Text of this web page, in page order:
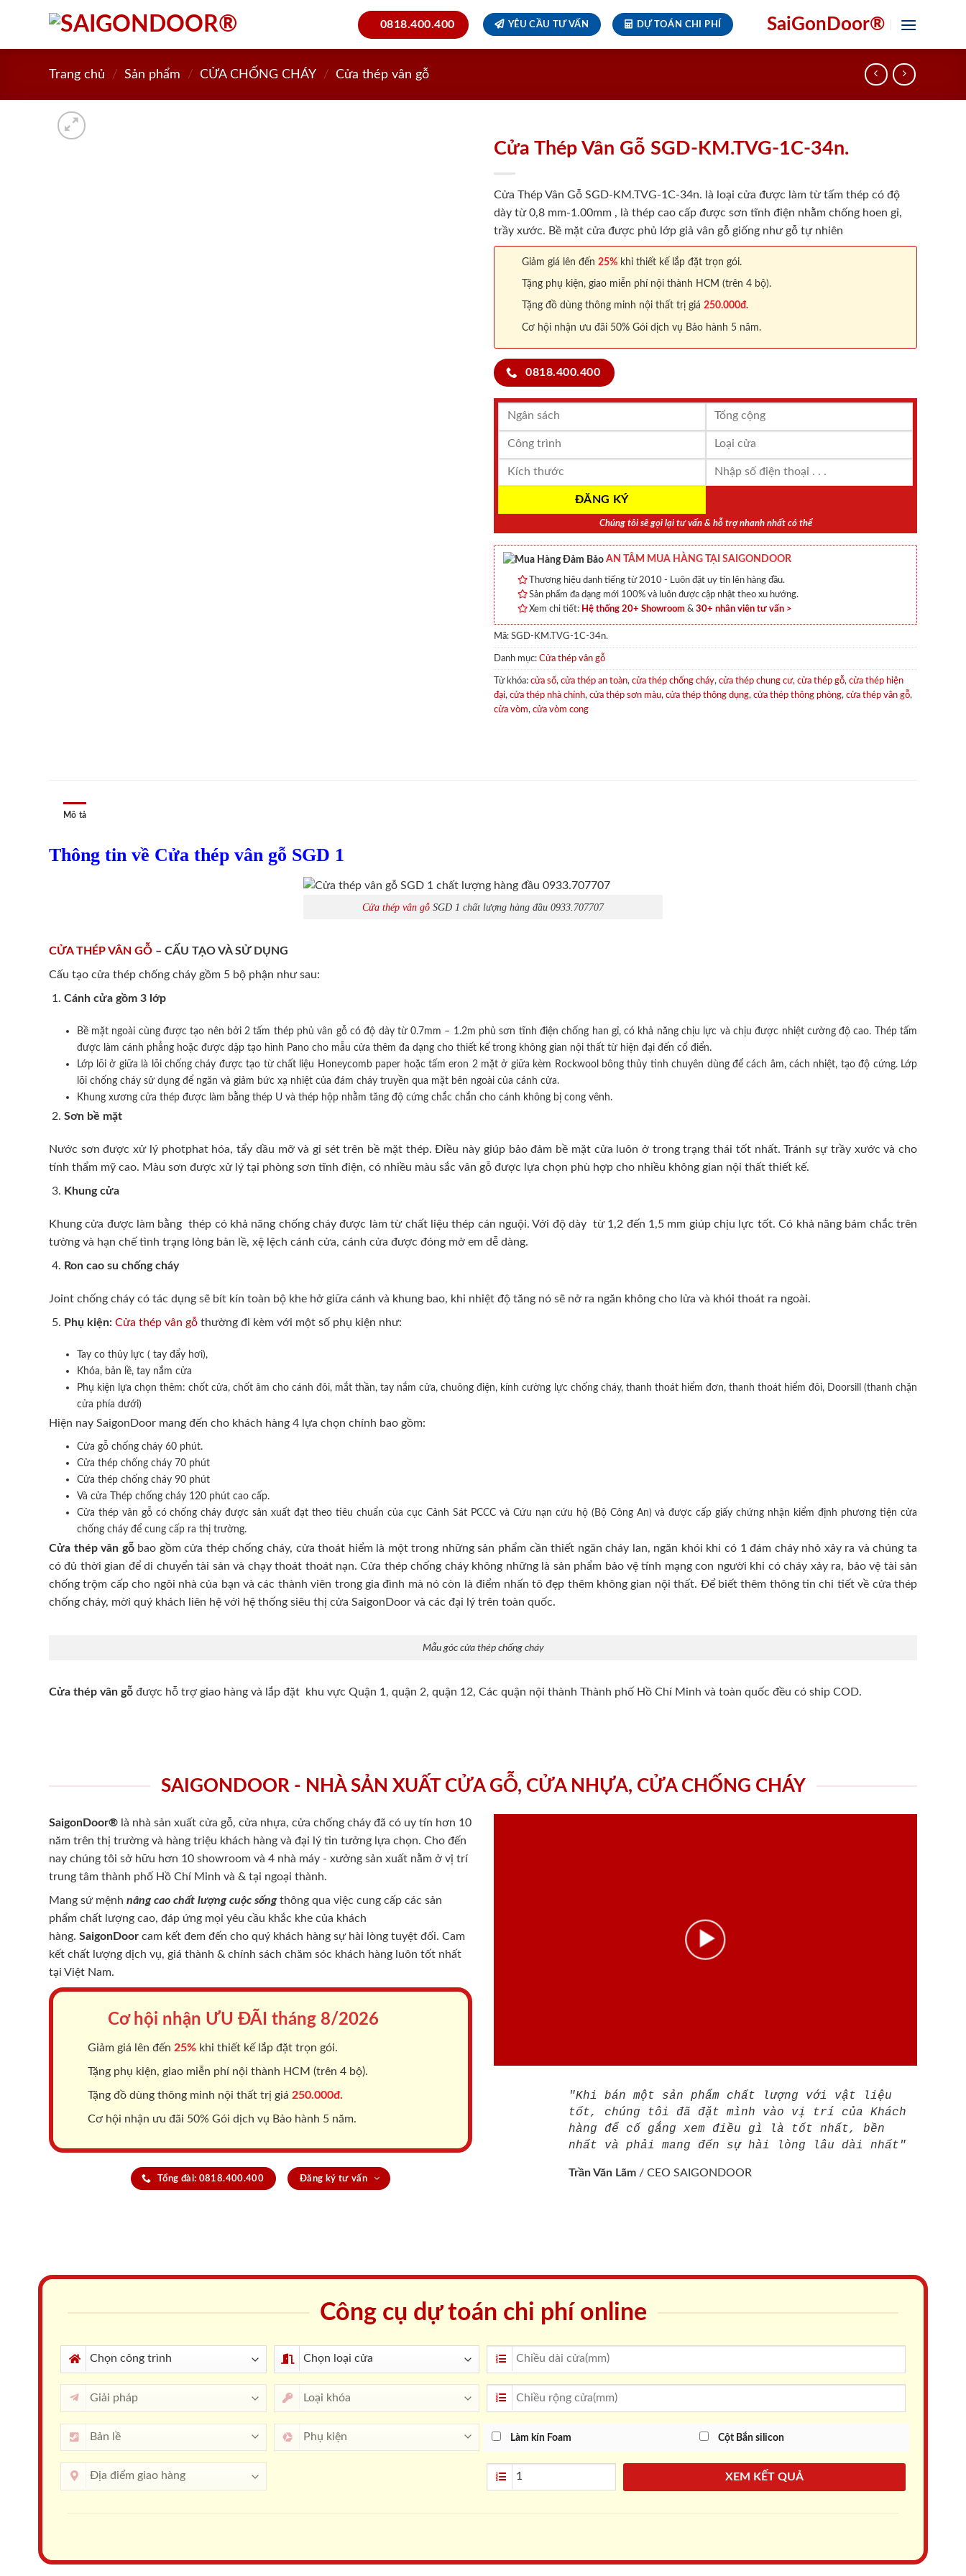
0818.400.400 YÊU CẦU TƯ VẤN DỰ TOÁN CHI PHÍ SaiGonDoor®
Trang chủ / Sản phẩm / CỬA CHỐNG CHÁY / Cửa thép vân gỗ
Cửa Thép Vân Gỗ SGD-KM.TVG-1C-34n.
Cửa Thép Vân Gỗ SGD-KM.TVG-1C-34n. là loại cửa được làm từ tấm thép có độ
dày từ 0,8 mm-1.00mm , là thép cao cấp được sơn tĩnh điện nhằm chống hoen gỉ,
trầy xước. Bề mặt cửa được phủ lớp giả vân gỗ giống như gỗ tự nhiên
Giảm giá lên đến 25% khi thiết kế lắp đặt trọn gói.
Tặng phụ kiện, giao miễn phí nội thành HCM (trên 4 bộ).
Tặng đồ dùng thông minh nội thất trị giá 250.000đ.
Cơ hội nhận ưu đãi 50% Gói dịch vụ Bảo hành 5 năm.
0818.400.400
Chúng tôi sẽ gọi lại tư vấn & hỗ trợ nhanh nhất có thể
AN TÂM MUA HÀNG TẠI SAIGONDOOR
Thương hiệu danh tiếng từ 2010 - Luôn đặt uy tín lên hàng đầu.
Sản phẩm đa dạng mới 100% và luôn được cập nhật theo xu hướng.
Xem chi tiết: Hệ thống 20+ Showroom & 30+ nhân viên tư vấn >
Mã: SGD-KM.TVG-1C-34n.
Danh mục: Cửa thép vân gỗ
Từ khóa: cửa sổ, cửa thép an toàn, cửa thép chống cháy, cửa thép chung cư, cửa thép gỗ, cửa thép hiện
đại, cửa thép nhà chính, cửa thép sơn màu, cửa thép thông dụng, cửa thép thông phòng, cửa thép vân gỗ,
cửa vòm, cửa vòm cong
Mô tả
Thông tin về Cửa thép vân gỗ SGD 1
Cửa thép vân gỗ SGD 1 chất lượng hàng đầu 0933.707707
CỬA THÉP VÂN GỖ – CẤU TẠO VÀ SỬ DỤNG
Cấu tạo cửa thép chống cháy gồm 5 bộ phận như sau:
Cánh cửa gồm 3 lớp
Bề mặt ngoài cùng được tạo nên bởi 2 tấm thép phủ vân gỗ có độ dày từ 0.7mm – 1.2m phủ sơn tĩnh điện chống han gỉ, có khả năng chịu lực và chịu được nhiệt cường độ cao. Thép tấm
được làm cánh phẳng hoặc được dập tạo hình Pano cho mẫu cửa thêm đa dạng cho thiết kế trong không gian nội thất từ hiện đại đến cổ điển.
Lớp lõi ở giữa là lõi chống cháy được tạo từ chất liệu Honeycomb paper hoặc tấm eron 2 mặt ở giữa kèm Rockwool bông thủy tinh chuyên dùng để cách âm, cách nhiệt, tạo độ cứng. Lớp
lõi chống cháy sử dụng để ngăn và giảm bức xạ nhiệt của đám cháy truyền qua mặt bên ngoài của cánh cửa.
Khung xương cửa thép được làm bằng thép U và thép hộp nhằm tăng độ cứng chắc chắn cho cánh không bị cong vênh.
Sơn bề mặt
Nước sơn được xử lý photphat hóa, tẩy dầu mỡ và gỉ sét trên bề mặt thép. Điều này giúp bảo đảm bề mặt cửa luôn ở trong trạng thái tốt nhất. Tránh sự trầy xước và cho
tính thẩm mỹ cao. Màu sơn được xử lý tại phòng sơn tĩnh điện, có nhiều màu sắc vân gỗ được lựa chọn phù hợp cho nhiều không gian nội thất thiết kế.
Khung cửa
Khung cửa được làm bằng thép có khả năng chống cháy được làm từ chất liệu thép cán nguội. Với độ dày từ 1,2 đến 1,5 mm giúp chịu lực tốt. Có khả năng bám chắc trên
tường và hạn chế tình trạng lỏng bản lề, xệ lệch cánh cửa, cánh cửa được đóng mở em dễ dàng.
Ron cao su chống cháy
Joint chống cháy có tác dụng sẽ bít kín toàn bộ khe hở giữa cánh và khung bao, khi nhiệt độ tăng nó sẽ nở ra ngăn không cho lửa và khói thoát ra ngoài.
Phụ kiện: Cửa thép vân gỗthường đi kèm với một số phụ kiện như:
Tay co thủy lực ( tay đẩy hơi),
Khóa, bản lề, tay nắm cửa
Phụ kiện lựa chọn thêm: chốt cửa, chốt âm cho cánh đôi, mắt thần, tay nắm cửa, chuông điện, kính cường lực chống cháy, thanh thoát hiểm đơn, thanh thoát hiểm đôi, Doorsill (thanh chặn
cửa phía dưới)
Hiện nay SaigonDoor mang đến cho khách hàng 4 lựa chọn chính bao gồm:
Cửa gỗ chống cháy 60 phút.
Cửa thép chống cháy 70 phút
Cửa thép chống cháy 90 phút
Và cửa Thép chống cháy 120 phút cao cấp.
Cửa thép vân gỗ có chống cháy được sản xuất đạt theo tiêu chuẩn của cục Cảnh Sát PCCC và Cứu nạn cứu hộ (Bộ Công An) và được cấp giấy chứng nhận kiểm định phương tiện cửa
chống cháy để cung cấp ra thị trường.
Cửa thép vân gỗbao gồm cửa thép chống cháy, cửa thoát hiểm là một trong những sản phẩm cần thiết ngăn cháy lan, ngăn khói khi có 1 đám cháy nhỏ xảy ra và chúng ta
có đủ thời gian để di chuyển tài sản và chạy thoát thoát nạn. Cửa thép chống cháy không những là sản phẩm bảo vệ tính mạng con người khi có cháy xảy ra, bảo vệ tài sản
chống trộm cấp cho ngôi nhà của bạn và các thành viên trong gia đình mà nó còn là điểm nhấn tô đẹp thêm không gian nội thất. Để biết thêm thông tin chi tiết về cửa thép
chống cháy, mời quý khách liên hệ với hệ thống siêu thị cửa SaigonDoor và các đại lý trên toàn quốc.
Mẫu góc cửa thép chống cháy
Cửa thép vân gỗ được hỗ trợ giao hàng và lắp đặt khu vực Quận 1, quận 2, quận 12, Các quận nội thành Thành phố Hồ Chí Minh và toàn quốc đều có ship COD.
SAIGONDOOR - NHÀ SẢN XUẤT CỬA GỖ, CỬA NHỰA, CỬA CHỐNG CHÁY
SaigonDoor® là nhà sản xuất cửa gỗ, cửa nhựa, cửa chống cháy đã có uy tín hơn 10
năm trên thị trường và hàng triệu khách hàng và đại lý tin tưởng lựa chọn. Cho đến
nay chúng tôi sở hữu hơn 10 showroom và 4 nhà máy - xưởng sản xuất nằm ở vị trí
trung tâm thành phố Hồ Chí Minh và & tại ngoại thành.
Mang sứ mệnh nâng cao chất lượng cuộc sốngthông qua việc cung cấp các sản
phẩm chất lượng cao, đáp ứng mọi yêu cầu khắc khe của khách
hàng. SaigonDoor cam kết đem đến cho quý khách hàng sự hài lòng tuyệt đối. Cam
kết chất lượng dịch vụ, giá thành & chính sách chăm sóc khách hàng luôn tốt nhất
tại Việt Nam.
Cơ hội nhận ƯU ĐÃI tháng 8/2026
Giảm giá lên đến 25% khi thiết kế lắp đặt trọn gói.
Tặng phụ kiện, giao miễn phí nội thành HCM (trên 4 bộ).
Tặng đồ dùng thông minh nội thất trị giá 250.000đ.
Cơ hội nhận ưu đãi 50% Gói dịch vụ Bảo hành 5 năm.
Tổng đài: 0818.400.400 Đăng ký tư vấn
"Khi bán một sản phẩm chất lượng với vật liệu
tốt, chúng tôi đã đặt mình vào vị trí của Khách
hàng để cố gắng xem điều gì là tốt nhất, bền
nhất và phải mang đến sự hài lòng lâu dài nhất"
Trần Văn Lãm / CEO SAIGONDOOR
Công cụ dự toán chi phí online
Làm kín Foam Cột Bắn silicon
XEM KẾT QUẢ